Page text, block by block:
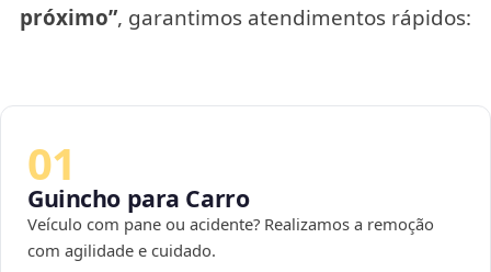
próximo”, garantimos atendimentos rápidos:
01
Guincho para Carro
Veículo com pane ou acidente? Realizamos a remoção
com agilidade e cuidado.